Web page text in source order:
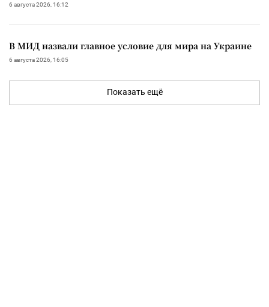
6 августа 2026, 16:12
В МИД назвали главное условие для мира на Украине
6 августа 2026, 16:05
Показать ещё